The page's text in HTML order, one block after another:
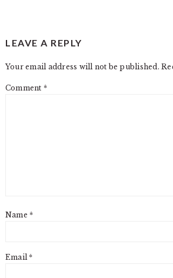
INTERACTIONS
LEAVE A REPLY
Your email address will not be published.
Comment *
Name*
Email*